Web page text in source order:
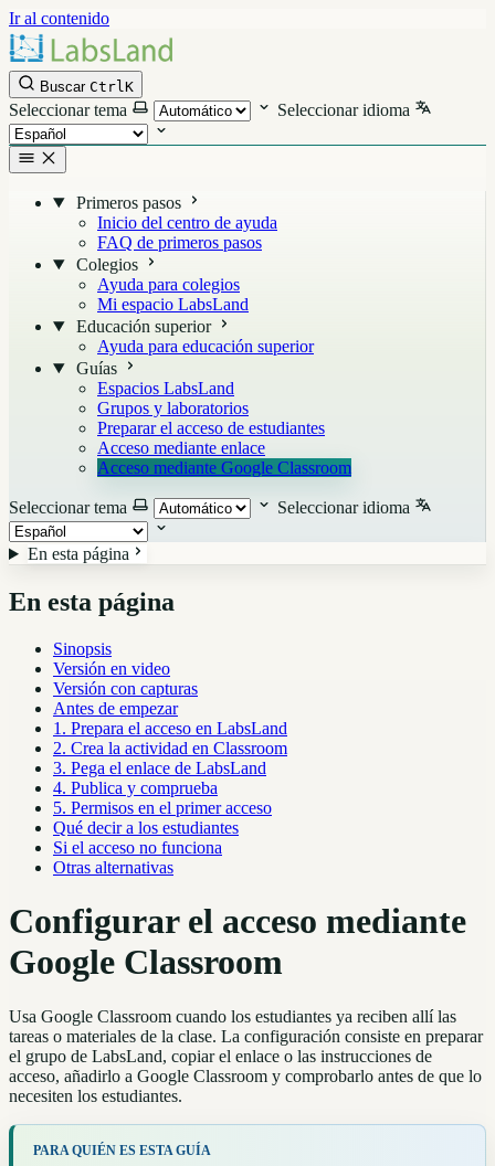
Ir al contenido
Buscar CtrlK
Seleccionar tema Seleccionar idioma
Primeros pasos
Inicio del centro de ayuda
FAQ de primeros pasos
Colegios
Ayuda para colegios
Mi espacio LabsLand
Educación superior
Ayuda para educación superior
Guías
Espacios LabsLand
Grupos y laboratorios
Preparar el acceso de estudiantes
Acceso mediante enlace
Acceso mediante Google Classroom
Seleccionar tema Seleccionar idioma
En esta página
En esta página
Sinopsis
Versión en video
Versión con capturas
Antes de empezar
1. Prepara el acceso en LabsLand
2. Crea la actividad en Classroom
3. Pega el enlace de LabsLand
4. Publica y comprueba
5. Permisos en el primer acceso
Qué decir a los estudiantes
Si el acceso no funciona
Otras alternativas
Configurar el acceso mediante
Google Classroom
Usa Google Classroom cuando los estudiantes ya reciben allí las
tareas o materiales de la clase. La configuración consiste en preparar
el grupo de LabsLand, copiar el enlace o las instrucciones de
acceso, añadirlo a Google Classroom y comprobarlo antes de que lo
necesiten los estudiantes.
PARA QUIÉN ES ESTA GUÍA